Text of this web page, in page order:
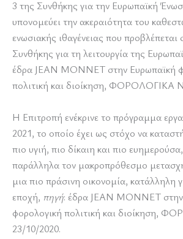
3 της Συνθήκης για την Ευρωπαϊκή
υπονομεύει την ακεραιότητα του
ενωσιακής ιθαγένειας που
Συνθήκης για τη λειτουργία της
έδρα JEAN MONNET στην Ευρωπαϊκή
πολιτική και διοίκηση, ΦΟΡΟΛΟΓΙΚΑ
H Επιτροπή ενέκρινε το πρόγραμμα
2021, το οποίο έχει ως στόχο να
πιο υγιή, πιο δίκαιη και πιο
παράλληλα τον μακροπρόθεσμο
μια πιο πράσινη οικονομία, κατάλληλη
εποχή, πηγή: έδρα JEAN MONNET
φορολογική πολιτική και διοίκηση,
23/10/2020.